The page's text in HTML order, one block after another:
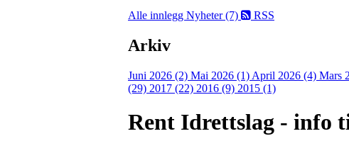
Alle innlegg Nyheter (7) RSS
Arkiv
Juni 2026 (2) Mai 2026 (1) April 2026 (4) Mars
(29) 2017 (22) 2016 (9) 2015 (1)
Rent Idrettslag - info